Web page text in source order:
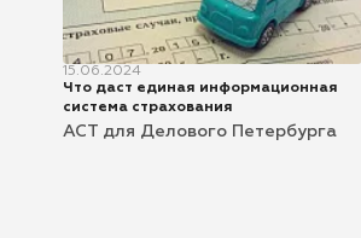
15.06.2024
Что даст единая информационная
система страхования
АСТ для Делового Петербурга